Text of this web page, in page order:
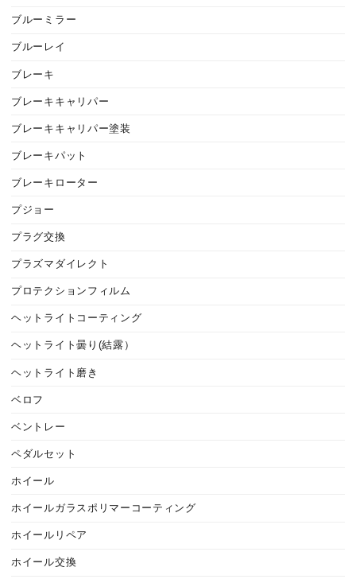
ブルーミラー
ブルーレイ
ブレーキ
ブレーキキャリパー
ブレーキキャリパー塗装
ブレーキパット
ブレーキローター
プジョー
プラグ交換
プラズマダイレクト
プロテクションフィルム
ヘットライトコーティング
ヘットライト曇り(結露）
ヘットライト磨き
ベロフ
ベントレー
ペダルセット
ホイール
ホイールガラスポリマーコーティング
ホイールリペア
ホイール交換